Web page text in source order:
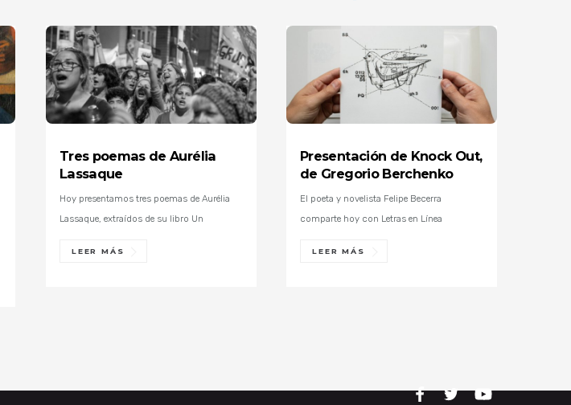
Tres poemas de Aurélia
Lassaque
Hoy presentamos tres poemas de Aurélia
Lassaque, extraídos de su libro Un
LEER MÁS
Presentación de Knock Out,
de Gregorio Berchenko
El poeta y novelista Felipe Becerra
comparte hoy con Letras en Línea
LEER MÁS